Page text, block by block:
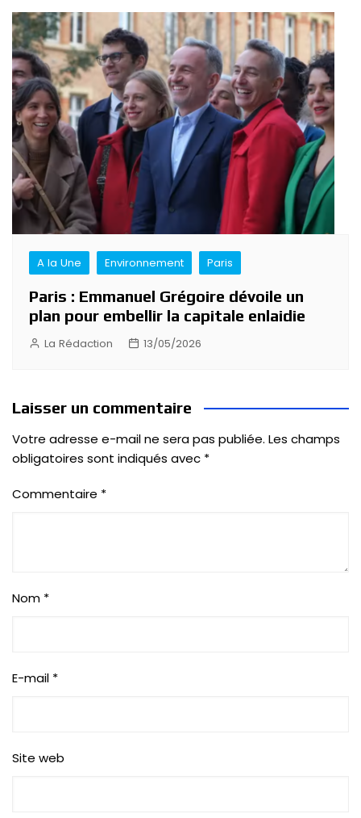
A la Une Environnement Paris
Paris : Emmanuel Grégoire dévoile un
plan pour embellir la capitale enlaidie
La Rédaction 13/05/2026
Laisser un commentaire
Votre adresse e-mail ne sera pas publiée. Les champs
obligatoires sont indiqués avec *
Commentaire *
Nom *
E-mail *
Site web